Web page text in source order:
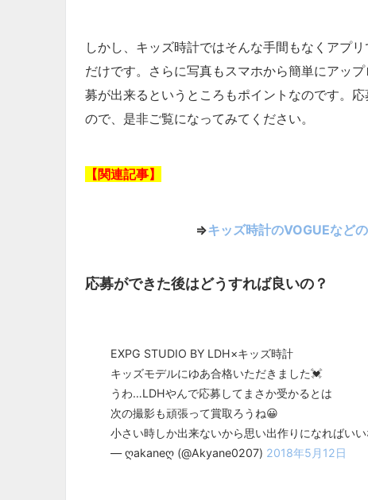
しかし、キッズ時計ではそんな手間もなくアプ
だけです。さらに写真もスマホから簡単にアッ
募が出来るというところもポイントなのです。
ので、是非ご覧になってみてください。
【関連記事】
⇒キッズ時計のVOGUEなど
応募ができた後はどうすれば良いの？
EXPG STUDIO BY LDH×キッズ時計
キッズモデルにゆあ合格いただきました💓
うわ…LDHやんで応募してまさか受かるとは
次の撮影も頑張って賞取ろうね😀
小さい時しか出来ないから思い出作りになればい
— ღakaneღ (@Akyane0207) 2018年5月12日